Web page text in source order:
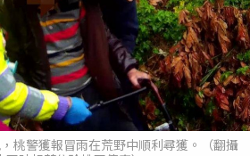
桃警獲報冒雨在荒野中順利尋獲。（翻攝